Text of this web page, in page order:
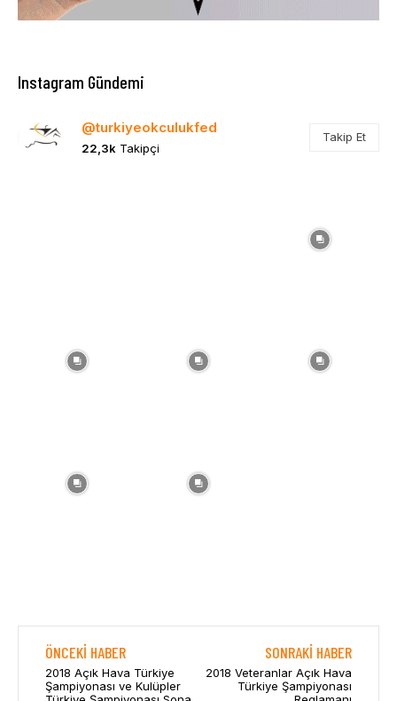
Instagram Gündemi
@turkiyeokculukfed
22,3k Takipçi
Takip Et
ÖNCEKI HABER
2018 Açık Hava Türkiye
Şampiyonası ve Kulüpler
SONRAKI HABER
2018 Veteranlar Açık Hava
Türkiye Şampiyonası